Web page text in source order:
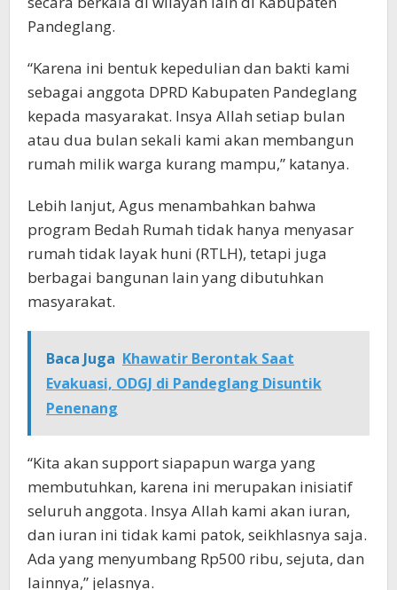
Pandeglang.
“Karena ini bentuk kepedulian dan bakti kami
sebagai anggota DPRD Kabupaten Pandeglang
kepada masyarakat. Insya Allah setiap bulan
atau dua bulan sekali kami akan membangun
rumah milik warga kurang mampu,” katanya.
Lebih lanjut, Agus menambahkan bahwa
program Bedah Rumah tidak hanya menyasar
rumah tidak layak huni (RTLH), tetapi juga
berbagai bangunan lain yang dibutuhkan
masyarakat.
Baca Juga Khawatir Berontak Saat
Evakuasi, ODGJ di Pandeglang Disuntik
Penenang
“Kita akan support siapapun warga yang
membutuhkan, karena ini merupakan inisiatif
seluruh anggota. Insya Allah kami akan iuran,
dan iuran ini tidak kami patok, seikhlasnya saja.
Ada yang menyumbang Rp500 ribu, sejuta, dan
lainnya,” jelasnya.